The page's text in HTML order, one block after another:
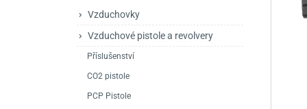
Plynové pistole a revolvery
Perkusní zbraně
Nože
Kolimátory, lasery
Vzduchovky
Vzduchové pistole a revolvery
Příslušenství
CO2 pistole
PCP Pistole